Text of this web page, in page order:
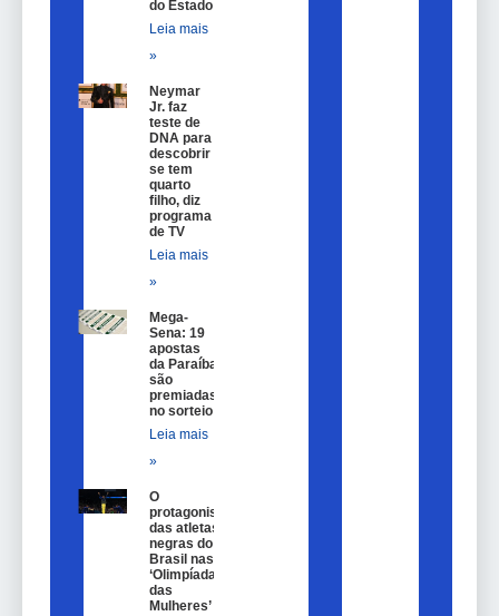
do Estado
Leia mais
»
Neymar
Jr. faz
teste de
DNA para
descobrir
se tem
quarto
filho, diz
programa
de TV
Leia mais
»
Mega-
Sena: 19
apostas
da Paraíba
são
premiadas
no sorteio
Leia mais
»
O
protagonismo
das atletas
negras do
Brasil nas
‘Olimpíadas
das
Mulheres’